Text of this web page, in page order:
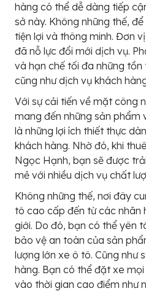
hàng có thể dễ dàng tiếp
sở này. Không những thế,
tiện lợi và thông minh. Đơn
đã nỗ lực đổi mới dịch vụ.
và hạn chế tối đa những
cũng như dịch vụ khách
Với sự cải tiến về mặt công
mang đến những sản phẩm
là những lợi ích thiết thực
khách hàng. Nhờ đó, khi
Ngọc Hạnh, bạn sẽ được
mẻ với nhiều dịch vụ chất
Không những thế, nơi đây
tô cao cấp đến từ các nhãn
giới. Do đó, bạn có thể yên
bảo vệ an toàn của sản
lượng lớn xe ô tô. Cũng như
hàng. Bạn có thể đặt xe
vào thời gian cao điểm như